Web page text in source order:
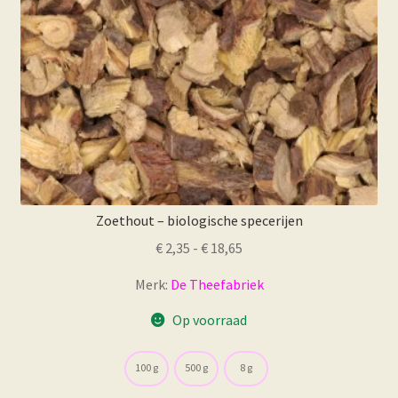
de
productpagina
Zoethout – biologische specerijen
€ 2,35 - € 18,65
tot
€ 18,65
Merk: De Theefabriek
Op voorraad
100 g 500 g 8 g